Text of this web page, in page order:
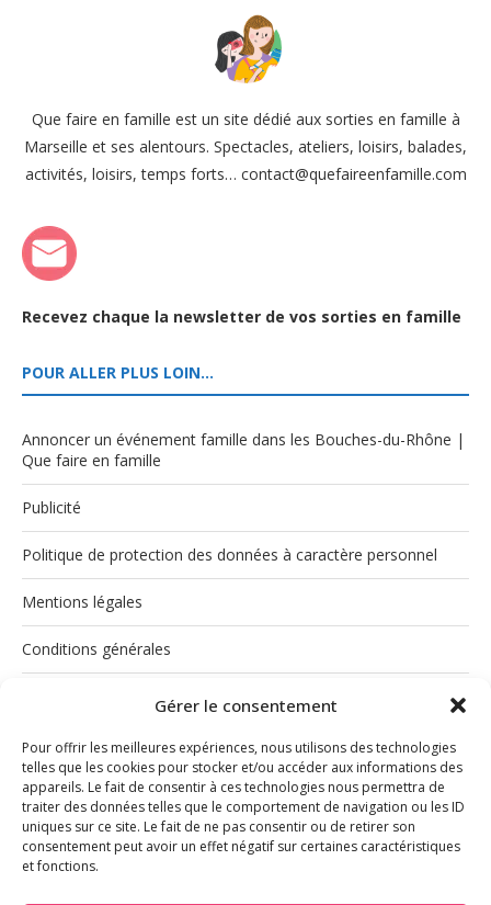
Gérer le consentement
Pour offrir les meilleures expériences, nous utilisons des technologies
telles que les cookies pour stocker et/ou accéder aux informations des
appareils. Le fait de consentir à ces technologies nous permettra de
traiter des données telles que le comportement de navigation ou les ID
uniques sur ce site. Le fait de ne pas consentir ou de retirer son
consentement peut avoir un effet négatif sur certaines caractéristiques
et fonctions.
Que faire en famille est un site dédié aux sorties en famille à
Marseille et ses alentours. Spectacles, ateliers, loisirs, balades,
activités, loisirs, temps forts… contact@quefaireenfamille.com
Recevez chaque la newsletter de vos sorties en famille
POUR ALLER PLUS LOIN…
Annoncer un événement famille dans les Bouches-du-Rhône |
Que faire en famille
Publicité
Politique de protection des données à caractère personnel
Mentions légales
Conditions générales
Politique de cookies (UE)